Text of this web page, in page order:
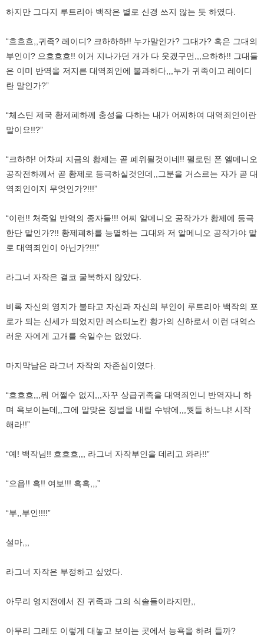
하지만 그다지 루트리아 백작은 별로 신경 쓰지 않는 듯 하였다.
“흐흐흐,,귀족? 레이디? 크하하하!! 누가말인가? 그대가? 혹은 그대의
부인이? 으흐흐흐!! 이거 지나가던 개가 다 웃겠구먼,,,으하하!! 그대들
은 이미 반역을 저지른 대역죄인에 불과하다,,,누가 귀족이고 레이디
란 말인가?”
“체스틴 제국 황제폐하께 충성을 다하는 내가 어찌하여 대역죄인이란
말이요!!?”
“크하하! 어차피 지금의 황제는 곧 폐위될것이네!! 펠로틴 폰 엘메니오
공작전하께서 곧 황제로 등극하실것인데,,그분을 거스르는 자가 곧 대
역죄인이지 무엇인가?!!!”
“이런!! 처죽일 반역의 종자들!!! 어찌 알메니오 공작가가 황제에 등극
한단 말인가?!! 황제폐하를 능멸하는 그대와 저 알메니오 공작가야 말
로 대역죄인이 아닌가?!!!”
라그너 자작은 결코 굴복하지 않았다.
비록 자신의 영지가 불타고 자신과 자신의 부인이 루트리아 백작의 포
로가 되는 신세가 되었지만 레스티노칸 황가의 신하로서 이런 대역스
러운 자에게 고개를 숙일수는 없었다.
마지막남은 라그너 자작의 자존심이였다.
“흐흐흐,,,뭐 어쩔수 없지,,,자꾸 상급귀족을 대역죄인니 반역자니 하
며 욕보이는데,,그에 알맞은 징벌을 내릴 수밖에,,,뭣들 하느냐! 시작
해라!!”
“예! 백작님!! 흐흐흐,,, 라그너 자작부인을 데리고 와라!!”
“으읍!! 흑!! 여보!!! 흑흑,,,”
“부,,부인!!!!”
설마,,,
라그너 자작은 부정하고 싶었다.
아무리 영지전에서 진 귀족과 그의 식솔들이라지만,,
아무리 그래도 이렇게 대놓고 보이는 곳에서 능욕을 하려 들까?